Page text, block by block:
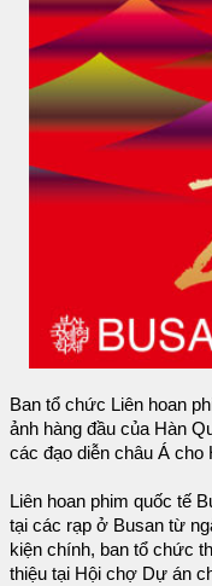
Ban tổ chức Liên hoan
ảnh hàng đầu của Hàn
các đạo diễn châu Á
Liên hoan phim quốc tế
tại các rạp ở Busan từ
kiện chính, ban tổ chức
thiệu tại Hội chợ Dự án